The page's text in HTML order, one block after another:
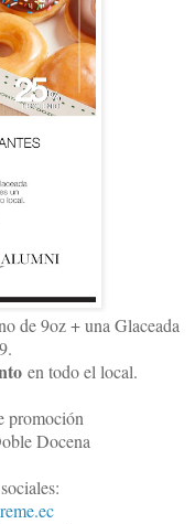
de 9oz + una Glaceada
en todo el local.
promoción
Docena